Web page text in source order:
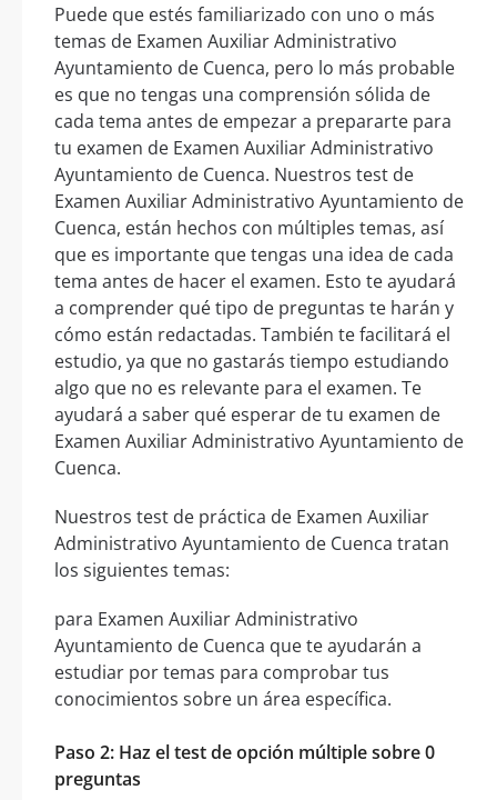
Puede que estés familiarizado con uno o más
temas de Examen Auxiliar Administrativo
Ayuntamiento de Cuenca, pero lo más probable
es que no tengas una comprensión sólida de
cada tema antes de empezar a prepararte para
tu examen de Examen Auxiliar Administrativo
Ayuntamiento de Cuenca. Nuestros test de
Examen Auxiliar Administrativo Ayuntamiento de
Cuenca, están hechos con múltiples temas, así
que es importante que tengas una idea de cada
tema antes de hacer el examen. Esto te ayudará
a comprender qué tipo de preguntas te harán y
cómo están redactadas. También te facilitará el
estudio, ya que no gastarás tiempo estudiando
algo que no es relevante para el examen. Te
ayudará a saber qué esperar de tu examen de
Examen Auxiliar Administrativo Ayuntamiento de
Cuenca.
Nuestros test de práctica de Examen Auxiliar
Administrativo Ayuntamiento de Cuenca tratan
los siguientes temas:
para Examen Auxiliar Administrativo
Ayuntamiento de Cuenca que te ayudarán a
estudiar por temas para comprobar tus
conocimientos sobre un área específica.
Paso 2: Haz el test de opción múltiple sobre 0
preguntas